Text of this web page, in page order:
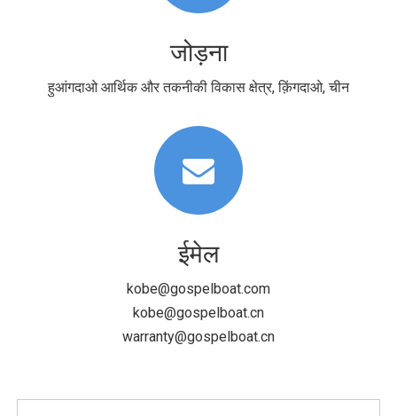
जोड़ना
हुआंगदाओ आर्थिक और तकनीकी विकास क्षेत्र, क़िंगदाओ, चीन
ईमेल
kobe@gospelboat.com
kobe@gospelboat.cn
warranty@gospelboat.cn